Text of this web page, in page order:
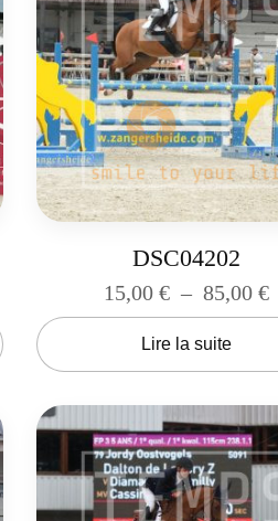
DSC04202
15,00€ – 85,00€
Lire la suite